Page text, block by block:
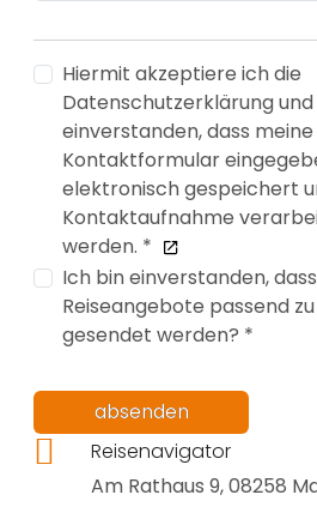
Hiermit akzeptiere ich die
Datenschutzerklärung
einverstanden, dass meine
Kontaktformular
elektronisch gespeichert
Kontaktaufnahme
werden. *
Ich bin einverstanden,
Reiseangebote passend
gesendet werden? *
absenden
Reisenavigator
Am Rathaus 9, 08258